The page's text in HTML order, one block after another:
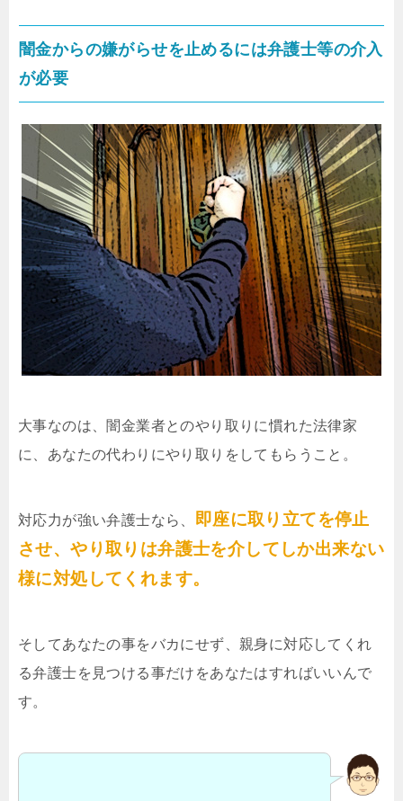
闇金からの嫌がらせを止めるには弁護士等の介入
が必要
大事なのは、闇金業者とのやり取りに慣れた法律家
に、あなたの代わりにやり取りをしてもらうこと。
対応力が強い弁護士なら、 即座に取り立てを停止
させ、やり取りは弁護士を介してしか出来ない
様に対処してくれます。
そしてあなたの事をバカにせず、親身に対応してくれ
る弁護士を見つける事だけをあなたはすればいいんで
す。